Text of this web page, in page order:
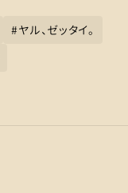
#ヤル、ゼッタイ。